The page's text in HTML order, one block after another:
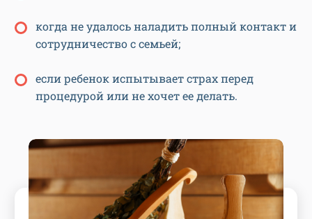
когда не удалось наладить полный контакт и
сотрудничество с семьей;
если ребенок испытывает страх перед
процедурой или не хочет ее делать.